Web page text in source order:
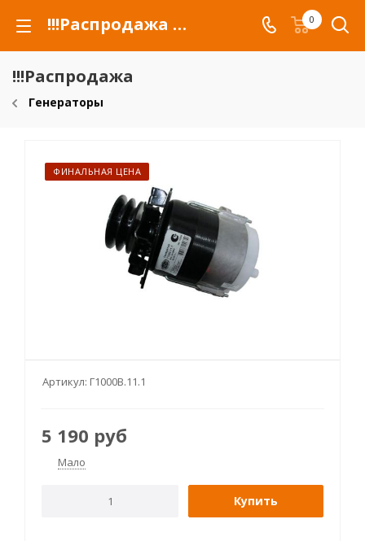
!!!Распродажа для автомобилей российских марок и сельхозтехники 0
!!!Распродажа
Генераторы
ФИНАЛЬНАЯ ЦЕНА
Артикул: Г1000В.11.1
5 190 руб
Мало
Купить